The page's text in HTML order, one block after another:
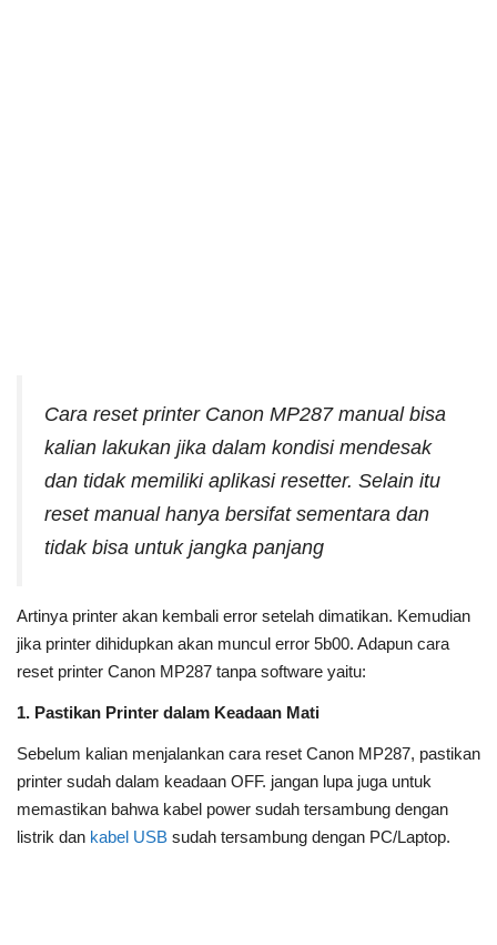
Cara reset printer Canon MP287 manual bisa
kalian lakukan jika dalam kondisi mendesak
dan tidak memiliki aplikasi resetter. Selain itu
reset manual hanya bersifat sementara dan
tidak bisa untuk jangka panjang
Artinya printer akan kembali error setelah dimatikan. Kemudian
jika printer dihidupkan akan muncul error 5b00. Adapun cara
reset printer Canon MP287 tanpa software yaitu:
1. Pastikan Printer dalam Keadaan Mati
Sebelum kalian menjalankan cara reset Canon MP287, pastikan
printer sudah dalam keadaan OFF. jangan lupa juga untuk
memastikan bahwa kabel power sudah tersambung dengan
listrik dan kabel USB sudah tersambung dengan PC/Laptop.